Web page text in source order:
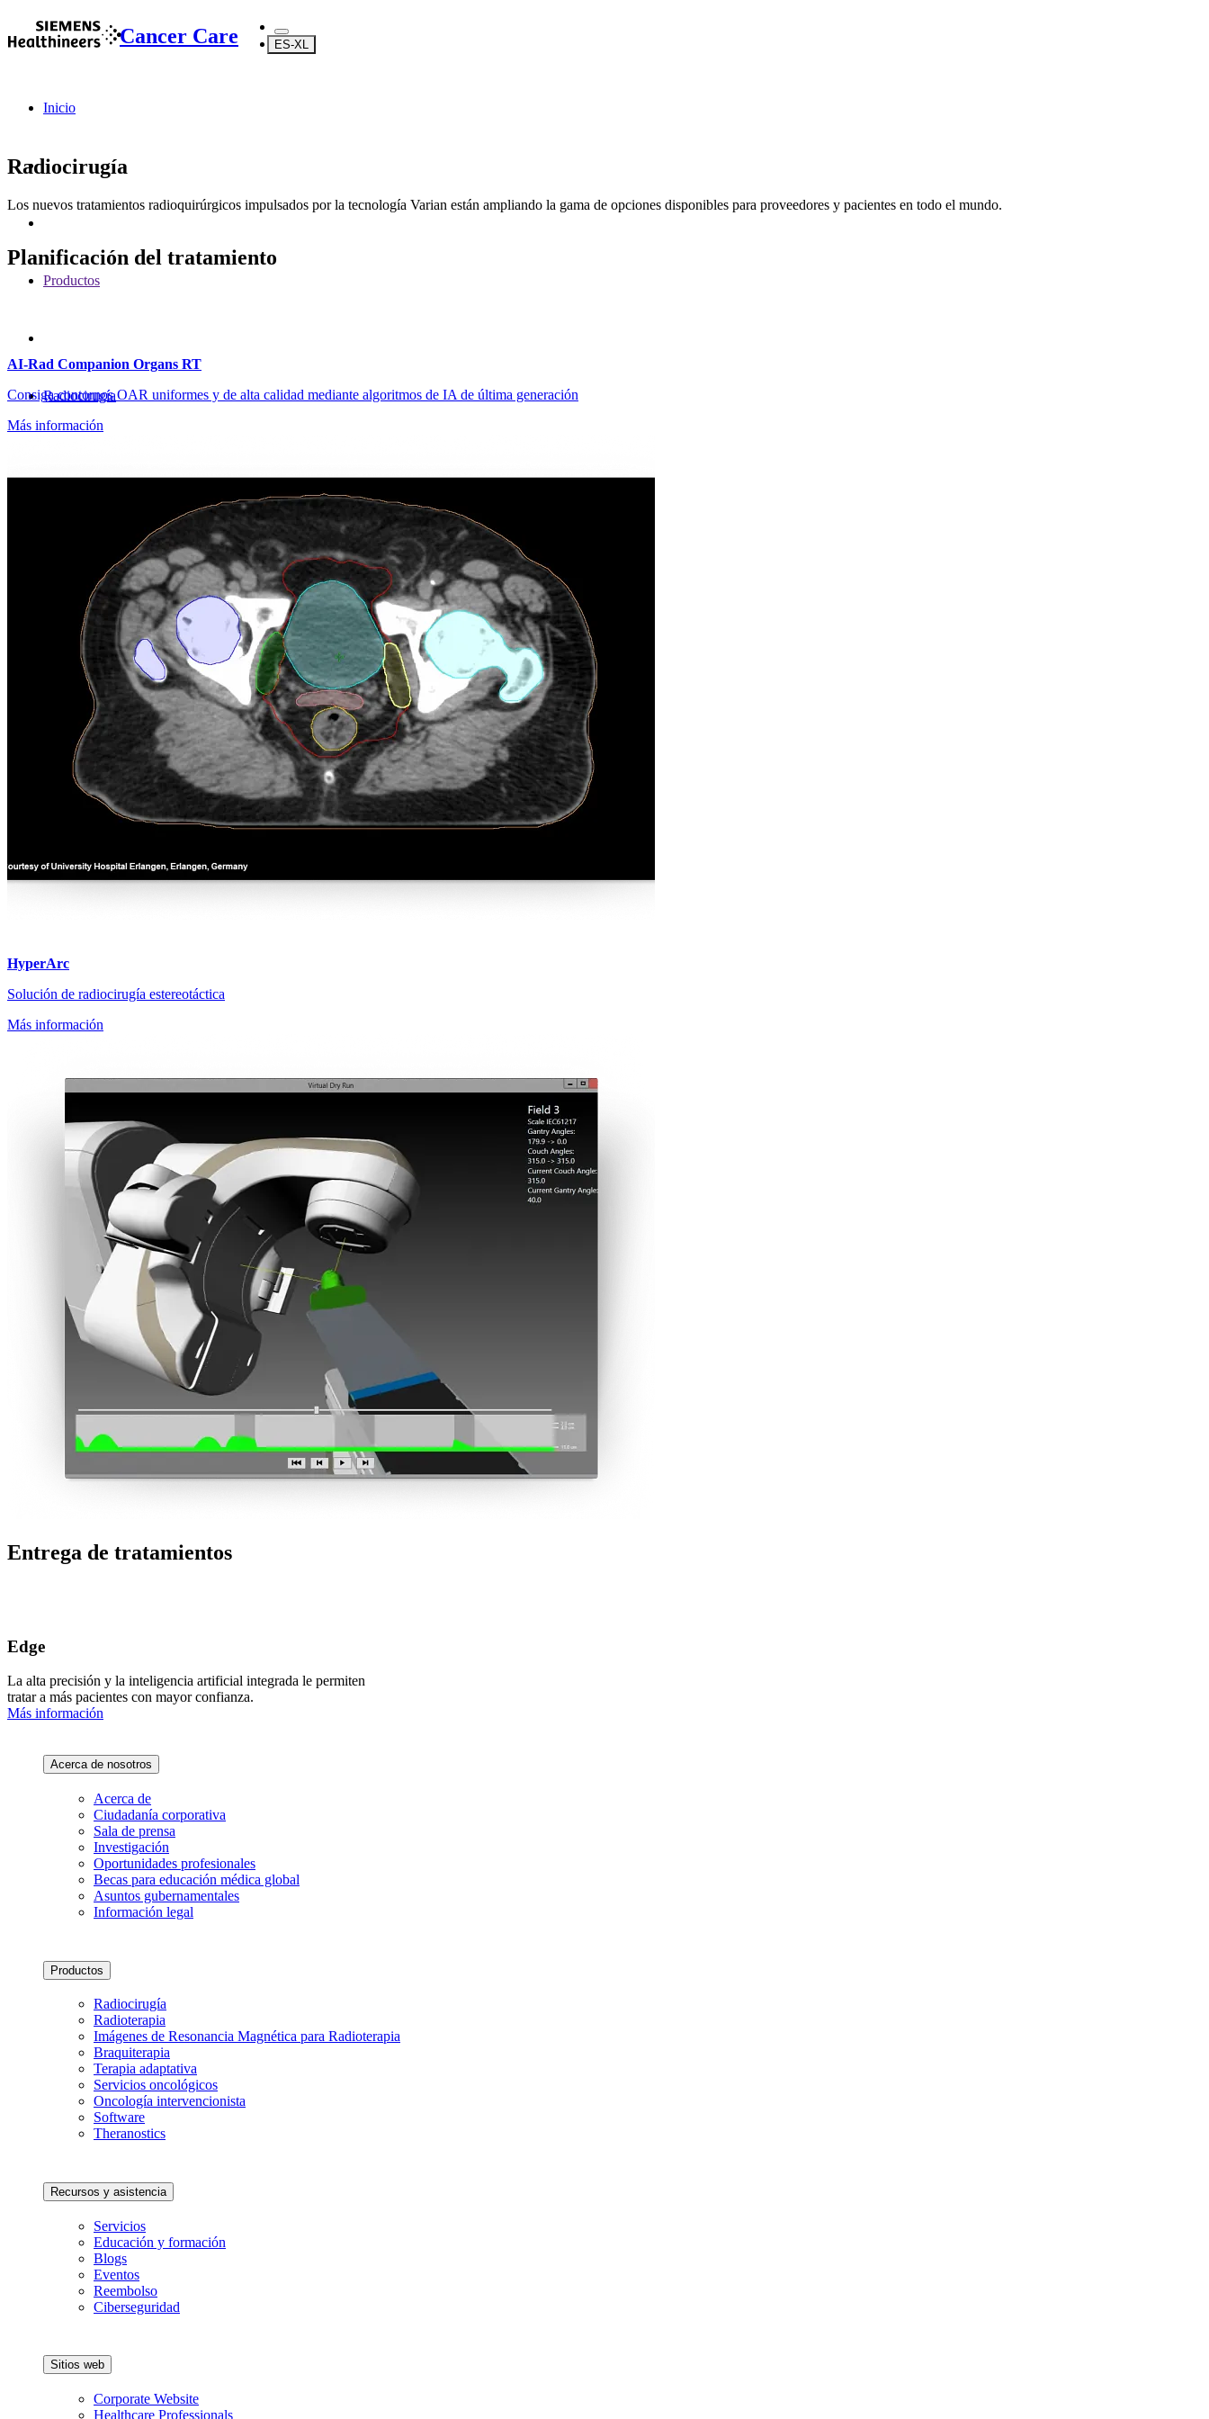
Cancer Care ES-XL
Inicio
Productos
Radiocirugía
Radiocirugía
Los nuevos tratamientos radioquirúrgicos impulsados por la tecnología Varian están ampliando la gama de opciones disponibles para proveedores y pacientes en todo el mundo.
Planificación del tratamiento
AI-Rad Companion Organs RT
Consiga contornos OAR uniformes y de alta calidad mediante algoritmos de IA de última generación
Más información
HyperArc
Solución de radiocirugía estereotáctica
Más información
Entrega de tratamientos
Edge
La alta precisión y la inteligencia artificial integrada le permiten
tratar a más pacientes con mayor confianza.
Más información
Acerca de nosotros
Acerca de
Ciudadanía corporativa
Sala de prensa
Investigación
Oportunidades profesionales
Becas para educación médica global
Asuntos gubernamentales
Información legal
Productos
Radiocirugía
Radioterapia
Imágenes de Resonancia Magnética para Radioterapia
Braquiterapia
Terapia adaptativa
Servicios oncológicos
Oncología intervencionista
Software
Theranostics
Recursos y asistencia
Servicios
Educación y formación
Blogs
Eventos
Reembolso
Ciberseguridad
Sitios web
Corporate Website
Healthcare Professionals